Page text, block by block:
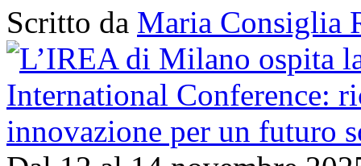
Scritto da Maria Consiglia